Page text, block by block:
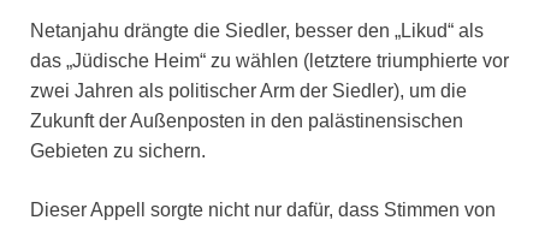
Netanjahu drängte die Siedler, besser den „Likud“ als
das „Jüdische Heim“ zu wählen (letztere triumphierte vor
zwei Jahren als politischer Arm der Siedler), um die
Zukunft der Außenposten in den palästinensischen
Gebieten zu sichern.
Dieser Appell sorgte nicht nur dafür, dass Stimmen von